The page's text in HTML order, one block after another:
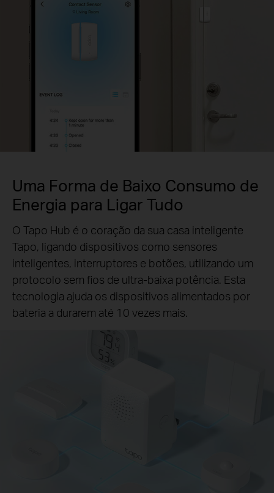
Uma Forma de Baixo Consumo de
Energia para Ligar Tudo
O Tapo Hub é o coração da sua casa inteligente
Tapo, ligando dispositivos como sensores
inteligentes, interruptores e botões, utilizando um
protocolo sem fios de ultra-baixa potência. Esta
tecnologia ajuda os dispositivos alimentados por
bateria a durarem até 10 vezes mais.